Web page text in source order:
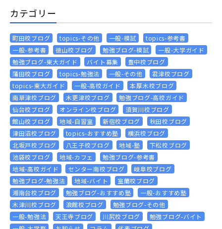
カテゴリー
町田校ブログ topics-その他 一般-模試
topics-参考書
一般-参考書
徳山校ブログ 勉強ブログ-模試
一般-大学ガイド
勉強ブログ-東大ガイド
バイト募集
豊中校ブログ
蒲田校ブログ
topics-勉強法 一般-その他
君津校ブログ
topics-東大ガイド
一般-高校ガイド
本厚木校ブログ
南草津校ブログ
木更津校ブログ
勉強ブログ-高校ガイド
仙台校ブログ
オンライン校ブログ
須賀川校ブログ
館山校ブログ
地域-自習室 新宿校ブログ
秋田校ブログ
津田沼校ブログ
topics-おすすめ塾
横浜校ブログ
北坂戸校ブログ
八王子校ブログ 地域-塾
下松校ブログ
池袋校ブログ
地域-カフェ
勉強ブログ-参考書
地域-高校ガイド
センター南校ブログ
岐阜校ブログ
勉強ブログ-勉強法
地域-バイト
室蘭校ブログ
湘南台校ブログ
勉強ブログ-おすすめ塾
一般-おすすめ塾
木津川校ブログ
浪館校ブログ
勉強ブログ-その他
一般-勉強法
天王寺ブログ 川尻校ブログ
勉強ブログ-バイト